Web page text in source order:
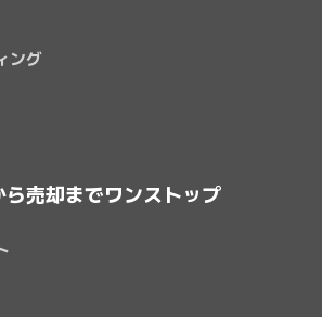
ング
売却までワンストップ